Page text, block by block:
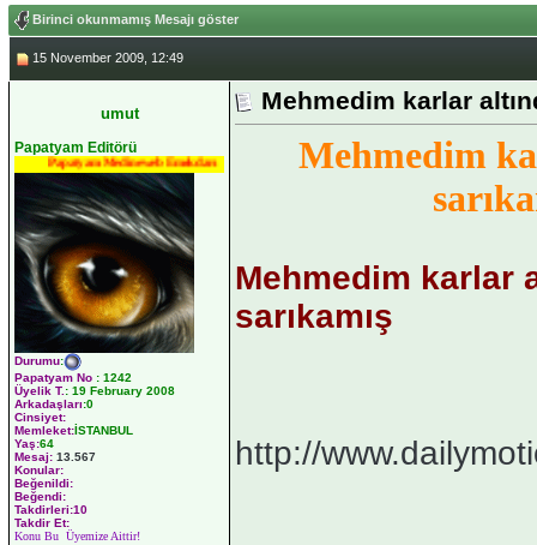
Birinci okunmamış Mesajı göster
15 November 2009, 12:49
umut
Papatyam Editörü
Papatyam Medineweb Emekdarı
Durumu:
Papatyam No : 1242
Üyelik T.: 19 February 2008
Arkadaşları:0
Cinsiyet:
Memleket:İSTANBUL
Yaş:64
Mesaj: 13.567
Konular:
Beğenildi:
Beğendi:
Takdirleri:10
Takdir Et:
Konu Bu Üyemize Aittir!
Mehmedim karlar
Mehmedim
Mehmedim karlar
sarıkamış
http://